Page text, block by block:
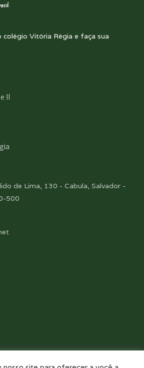
colégio Vitória Régia e faça sua
II
de Lima, 130 - Cabula, Salvador -
500
pela: